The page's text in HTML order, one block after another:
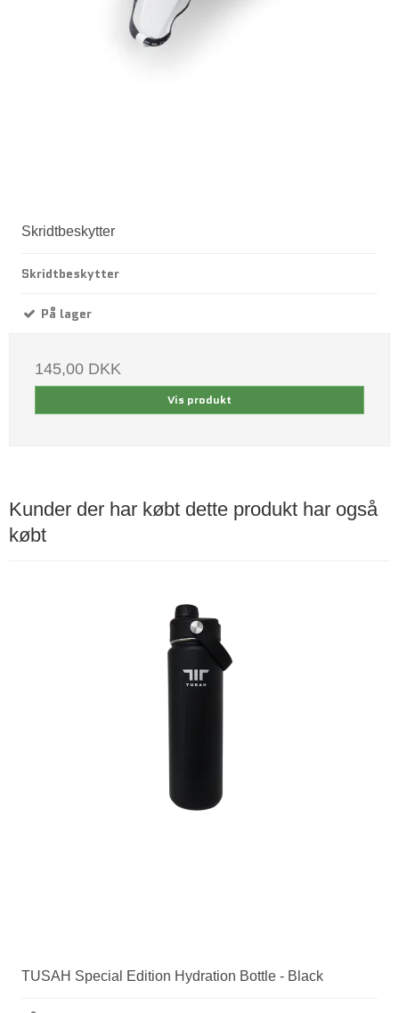
Skridtbeskytter
Skridtbeskytter
På lager
145,00 DKK
Vis produkt
Kunder der har købt dette produkt har også
købt
TUSAH Special Edition Hydration Bottle - Black